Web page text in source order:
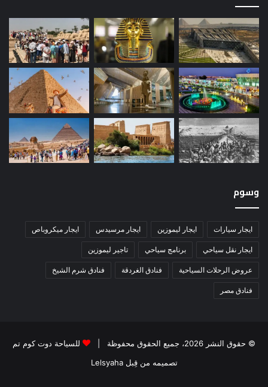
وسوم
ايجار سيارات ايجار ليموزين ايجار مرسيدس ايجار ميكروباص
ايجار نقل سياحي برنامج سياحي تاجير ليموزين
عروض الرحلات السياحية فنادق الغردقة فنادق شرم الشيخ
فنادق مصر
© حقوق النشر 2026، جميع الحقوق محفوظة |
للسياحة دوت كوم تم
تصميمه من قِبل Lelsyaha